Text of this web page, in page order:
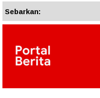
Sebarkan: